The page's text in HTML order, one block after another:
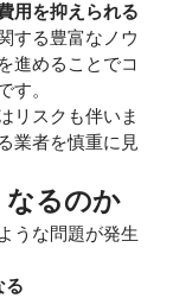
用を抑えられる
する豊富なノウ
進めることでコ
す。
リスクも伴いま
業者を慎重に見
るのか
うな問題が発生
る